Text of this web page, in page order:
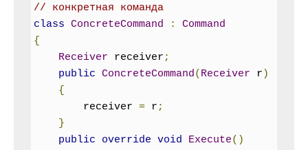
// конкретная команда
class ConcreteCommand :
Command
{
Receiver receiver ;
public ConcreteCommand( Receiver r )
{
        receiver
= r ;
}
public
override void Execute()